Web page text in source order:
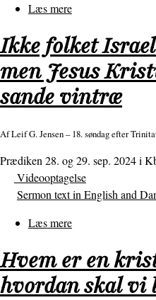
Læs mere
skal
vi
med
et
lam?
Ikke folket
men Jesus
sande vintræ
AfLeif G. Jensen– 18. søndag efter
Prædiken 28. og 29. sep. 2024 i
Videooptagelse
Sermon text in English and
Læs mere
folket
Israel
eller
Hvem er en
hvordan skal vi